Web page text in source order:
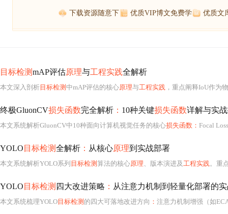
下载资源随意下 优质VIP博文免费学 优质文
目标检测mAP评估原理与工程实践全解析
本文深入剖析目标检测 中mAP评估的核心原理与工程实践 ，重点阐释IoU作为物理精度标尺的作用、NMS对模型认知冗余的
终极GluonCV损失函数完全解析 ： 10种关键损失函数详解与实
本文系统解析GluonCV中10种面向计算机视觉任务的核心损失函数： Focal Loss（
YOLO 目标检测全解析 ： 从核心原理到实战部署
本文系统解析YOLO系列 目标检测 算法的核心原理、版本演进及工程实践。重
YOLO 目标检测 四大改进策略 ： 从注意力机制到轻量化部署的
本文系统梳理YOLO目标检测 的四大可落地改进方向 ： 注意力机制增强（如ECA模块